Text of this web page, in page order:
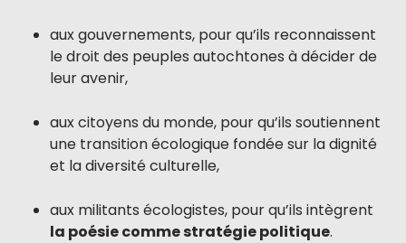
aux gouvernements, pour qu’ils reconnaissent
le droit des peuples autochtones à décider de
leur avenir,
aux citoyens du monde, pour qu’ils soutiennent
une transition écologique fondée sur la dignité
et la diversité culturelle,
aux militants écologistes, pour qu’ils intègrent
la poésie comme stratégie politique.